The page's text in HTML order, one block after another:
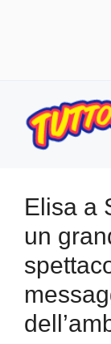
contenuto
Elisa a
un